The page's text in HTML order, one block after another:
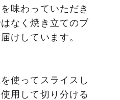
味わっていただき
なく焼き立てのブ
けしています。
使ってスライスし
用して切り分ける